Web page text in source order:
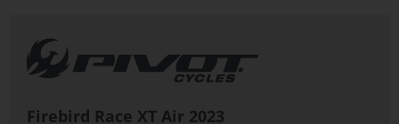
Firebird Race XT Air 2023